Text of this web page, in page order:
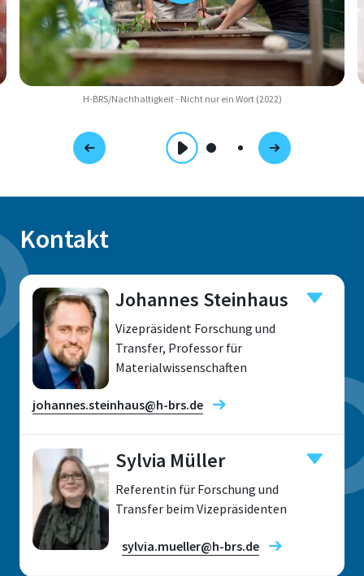
H-BRS/Nachhaltigkeit - Nicht nur ein Wort (2022)
Kontakt
Johannes Steinhaus
Vizepräsident Forschung und
Transfer, Professor für
Materialwissenschaften
johannes.steinhaus@h-brs.de
Forschungsfelder
Sylvia Müller
Referentin für Forschung und
Transfer beim Vizepräsidenten
sylvia.mueller@h-brs.de